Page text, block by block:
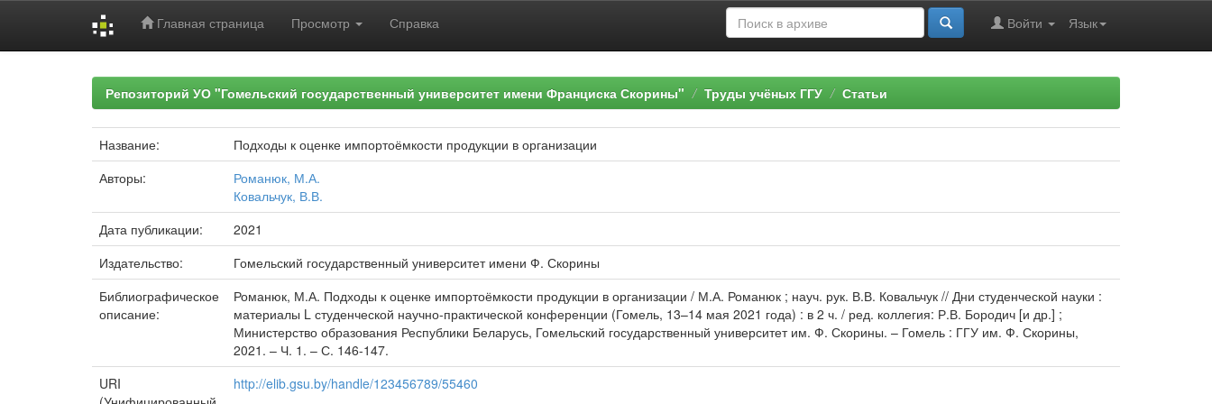
Главная страница Просмотр Справка Язык
Войти
Репозиторий УО "Гомельский государственный университет имени Франциска Скорины" Труды учёных ГГУ Статьи
Название:
Подходы к оценке импортоёмкости продукции в организации
Авторы:
Романюк, М.А.
Ковальчук, В.В.
Дата публикации:
2021
Издательство:
Гомельский государственный университет имени Ф. Скорины
Библиографическое
описание:
Романюк, М.А. Подходы к оценке импортоёмкости продукции в организации / М.А. Романюк ; науч. рук. В.В. Ковальчук // Дни студенческой науки :
материалы L студенческой научно-практической конференции (Гомель, 13–14 мая 2021 года) : в 2 ч. / ред. коллегия: Р.В. Бородич [и др.] ;
Министерство образования Республики Беларусь, Гомельский государственный университет им. Ф. Скорины. – Гомель : ГГУ им. Ф. Скорины,
2021. – Ч. 1. – С. 146-147.
URI
http://elib.gsu.by/handle/123456789/55460